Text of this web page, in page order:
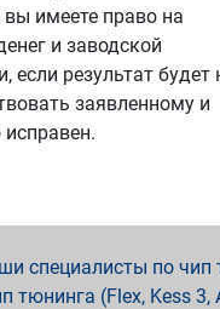
вы имеете право на
и заводской
если результат будет
заявленному и
специалисты по чип
тюнинга (Flex, Kess